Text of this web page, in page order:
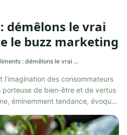
démêlons le vrai
le buzz marketing
Superaliments : démêlons le vrai du faux derrière le buzz marketing
des consommateurs
porteuse de bien-être et de vertus
éminemment tendance, évoque